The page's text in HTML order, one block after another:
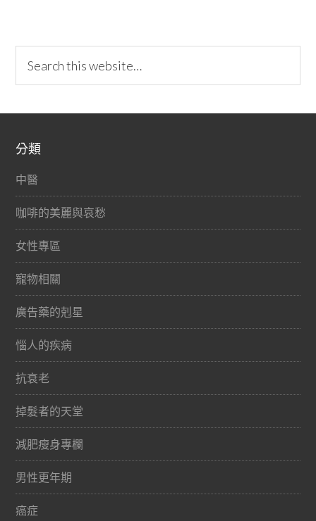
分類
中醫
咖啡的美麗與哀愁
女性專區
寵物相關
廣告藥的剋星
惱人的疾病
抗衰老
掉髮者的天堂
減肥瘦身專欄
男性更年期
癌症